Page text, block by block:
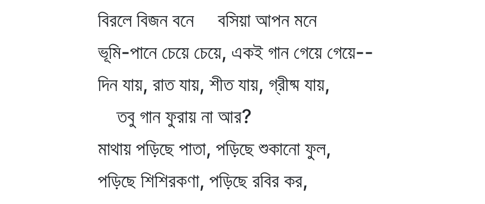
বিরলে বিজন বনে বসিয়া আপন মনে
ভূমি-পানে চেয়ে চেয়ে, একই গান গেয়ে গেয়ে--
দিন যায়, রাত যায়, শীত যায়, গ্রীষ্ম যায়,
তবু গান ফুরায় না আর?
মাথায় পড়িছে পাতা, পড়িছে শুকানো ফুল,
পড়িছে শিশিরকণা, পড়িছে রবির কর,